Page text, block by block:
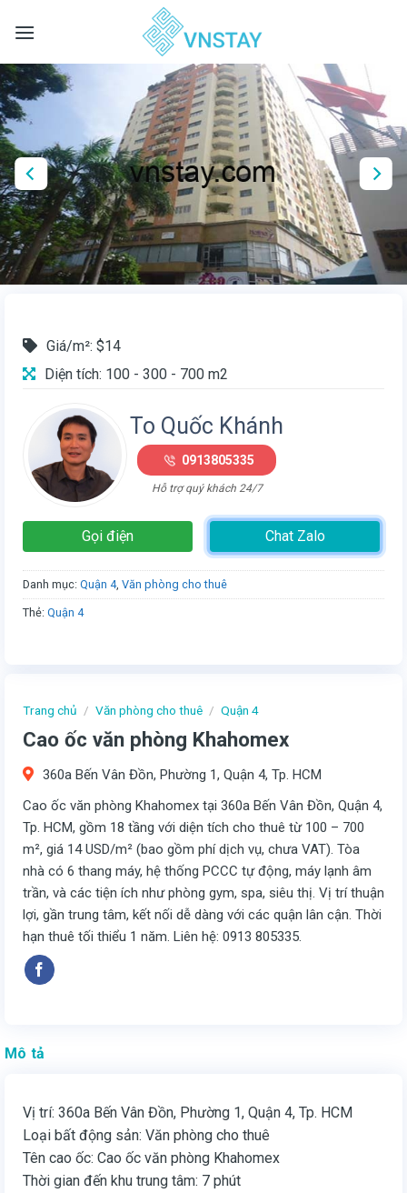
Trang chủ / Văn phòng cho thuê / Quận 4
Cao ốc văn phòng Khahomex
360a Bến Vân Đồn, Phường 1, Quận 4, Tp. HCM
Cao ốc văn phòng Khahomex tại 360a Bến Vân Đồn, Quận 4,
Tp. HCM, gồm 18 tầng với diện tích cho thuê từ 100 – 700
m², giá 14 USD/m² (bao gồm phí dịch vụ, chưa VAT). Tòa
nhà có 6 thang máy, hệ thống PCCC tự động, máy lạnh âm
trần, và các tiện ích như phòng gym, spa, siêu thị. Vị trí thuận
lợi, gần trung tâm, kết nối dễ dàng với các quận lân cận. Thời
hạn thuê tối thiểu 1 năm. Liên hệ: 0913 805335.
Giá/m²: $14
Diện tích: 100 - 300 - 700 m2
To Quốc Khánh
0913805335
Hỗ trợ quý khách 24/7
Gọi điện Chat Zalo
Danh mục: Quận 4, Văn phòng cho thuê
Thẻ: Quận 4
Mô tả
Vị trí: 360a Bến Vân Đồn, Phường 1, Quận 4, Tp. HCM
Loại bất động sản: Văn phòng cho thuê
Tên cao ốc: Cao ốc văn phòng Khahomex
Thời gian đến khu trung tâm: 7 phút